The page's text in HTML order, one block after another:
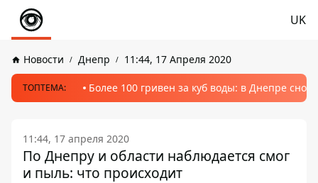
UK
Новости Днепр 11:44, 17 Апреля 2020
ТОПТЕМА: Более 100 гривен за куб воды: в Днепре
11:44, 17 апреля 2020
По Днепру и области наблюдается смог
и пыль: что происходит